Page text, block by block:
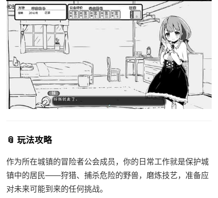
📎 玩法攻略
作为所在城镇的冒险者公会成员，你的日常工作就是保护城
镇中的居民——狩猎、捕杀危险的野兽，磨炼技艺，准备应
对未来可能到来的任何挑战。